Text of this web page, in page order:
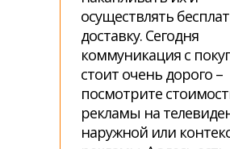
осуществлять
доставку. Сегодня
коммуникация с
стоит очень дорого –
посмотрите
рекламы на
наружной или